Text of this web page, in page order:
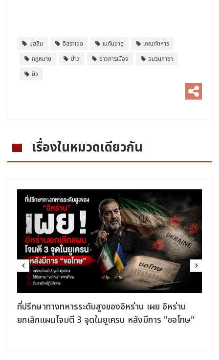
มุสลิม อิสราเอล เนทันยาฮู
เกณฑ์ทหาร
กฎหมาย
ข่าว ข่าวการเมือง
ฉนวนกาซา
ยิว
เรื่องในหมวดเดียวกัน
ษาทางทหารระดับสูงของอิหร่าน เผย อิหร่าน
กแผนโจมตี 3 จุดในยูเครน หลังมีการ "ขอโทษ"
อิสราเอ